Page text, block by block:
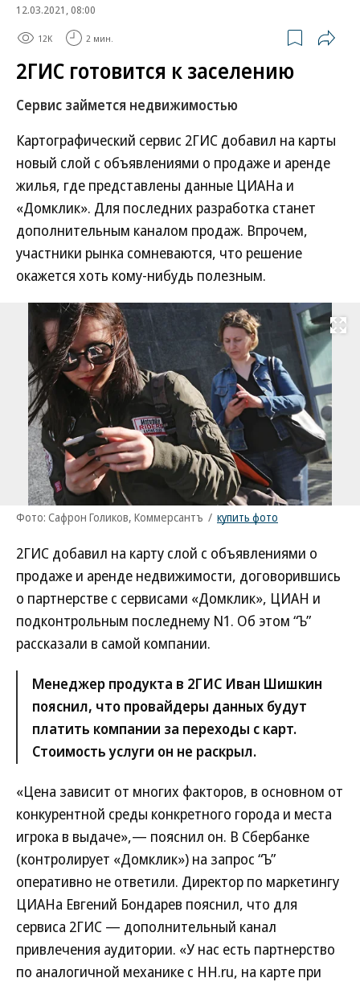
12.03.2021, 08:00
12K 2 мин.
2ГИС готовится к заселению
Сервис займется недвижимостью
Картографический сервис 2ГИС добавил на карты
новый слой с объявлениями о продаже и аренде
жилья, где представлены данные ЦИАНа и
«Домклик». Для последних разработка станет
дополнительным каналом продаж. Впрочем,
участники рынка сомневаются, что решение
окажется хоть кому-нибудь полезным.
Развернуть
Фото: Сафрон Голиков, Коммерсантъ / купить фото
2ГИС добавил на карту слой с объявлениями о
продаже и аренде недвижимости, договорившись
о партнерстве с сервисами «Домклик», ЦИАН и
подконтрольным последнему N1. Об этом “Ъ”
рассказали в самой компании.
Менеджер продукта в 2ГИС Иван Шишкин
пояснил, что провайдеры данных будут
платить компании за переходы с карт.
Стоимость услуги он не раскрыл.
«Цена зависит от многих факторов, в основном от
конкурентной среды конкретного города и места
игрока в выдаче»,— пояснил он. В Сбербанке
(контролирует «Домклик») на запрос “Ъ”
оперативно не ответили. Директор по маркетингу
ЦИАНа Евгений Бондарев пояснил, что для
сервиса 2ГИС — дополнительный канал
привлечения аудитории. «У нас есть партнерство
по аналогичной механике с НН.ru, на карте при